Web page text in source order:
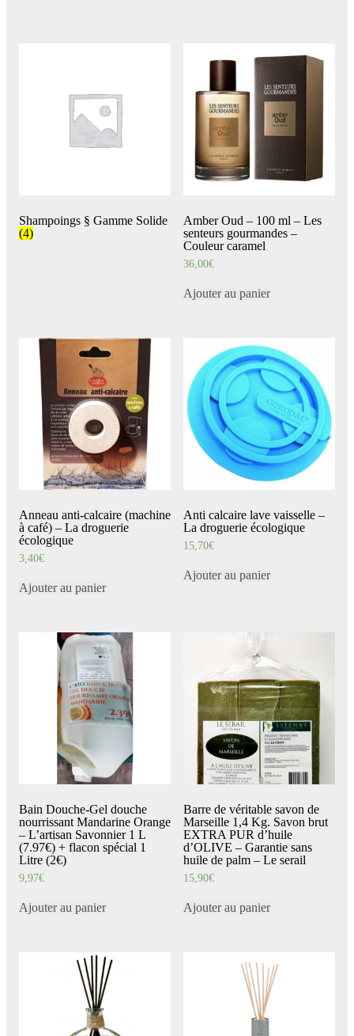
Shampoings § Gamme Solide
(4)
Amber Oud – 100 ml – Les
senteurs gourmandes –
Couleur caramel
36,00€
Ajouter au panier
Anneau anti-calcaire (machine
à café) – La droguerie
écologique
3,40€
Ajouter au panier
Anti calcaire lave vaisselle –
La droguerie écologique
15,70€
Ajouter au panier
Bain Douche-Gel douche
nourrissant Mandarine Orange
– L’artisan Savonnier 1 L
(7.97€) + flacon spécial 1
Litre (2€)
9,97€
Ajouter au panier
Barre de véritable savon de
Marseille 1,4 Kg. Savon brut
EXTRA PUR d’huile
d’OLIVE – Garantie sans
huile de palm – Le serail
15,90€
Ajouter au panier